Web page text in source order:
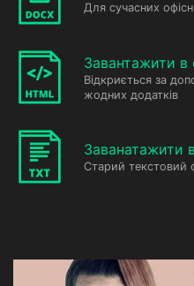
Для сучасних
Завантажити в
Відкриється за
жодних додатків
Заванатажити
Старий текстовий